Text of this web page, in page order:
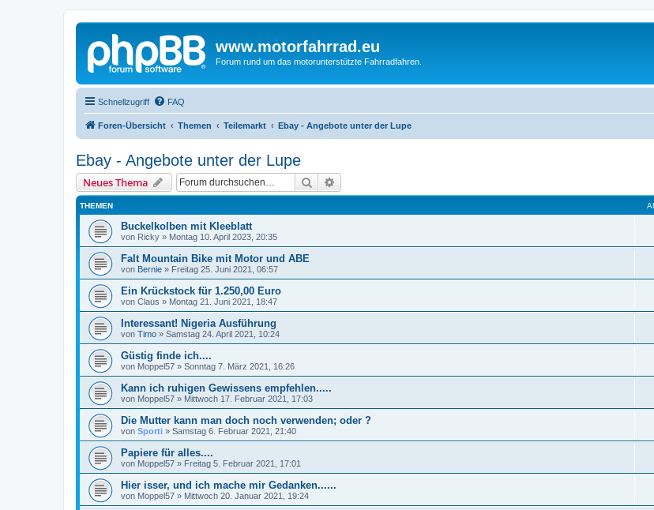
www.motorfahrrad.eu
Forum rund um das motorunterstützte Fahrradfahren.
Schnellzugriff FAQ
Foren-Übersicht Themen Teilemarkt Ebay - Angebote unter der Lupe
Ebay - Angebote unter der Lupe
Neues Thema Suche
THEMEN
Buckelkolben mit Kleeblatt
von Ricky » Montag 10. April 2023, 20:35
Falt Mountain Bike mit Motor und ABE
von Bernie » Freitag 25. Juni 2021, 06:57
Ein Krückstock für 1.250,00 Euro
von Claus » Montag 21. Juni 2021, 18:47
Interessant! Nigeria Ausführung
von Timo » Samstag 24. April 2021, 10:24
Güstig finde ich....
von Moppel57 » Sonntag 7. März 2021, 16:26
Kann ich ruhigen Gewissens empfehlen.....
von Moppel57 » Mittwoch 17. Februar 2021, 17:03
Die Mutter kann man doch noch verwenden; oder ?
von Sporti » Samstag 6. Februar 2021, 21:40
Papiere für alles....
von Moppel57 » Freitag 5. Februar 2021, 17:01
Hier isser, und ich mache mir Gedanken......
von Moppel57 » Mittwoch 20. Januar 2021, 19:24